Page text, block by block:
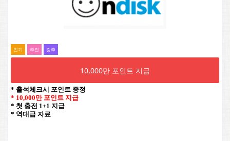
인기 추전 강추
10,000만 포인트 지급
* 출석체크시 포인트 증정
* 10,000만 포인트 지급
* 첫 충전 1+1 지급
* 역대급 자료